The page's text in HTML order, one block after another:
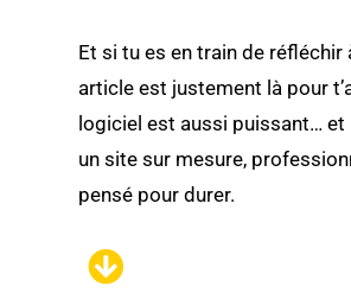
Et si tu es en train de
article est justement là pour
logiciel est aussi puissant… et
un site sur mesure,
pensé pour durer.